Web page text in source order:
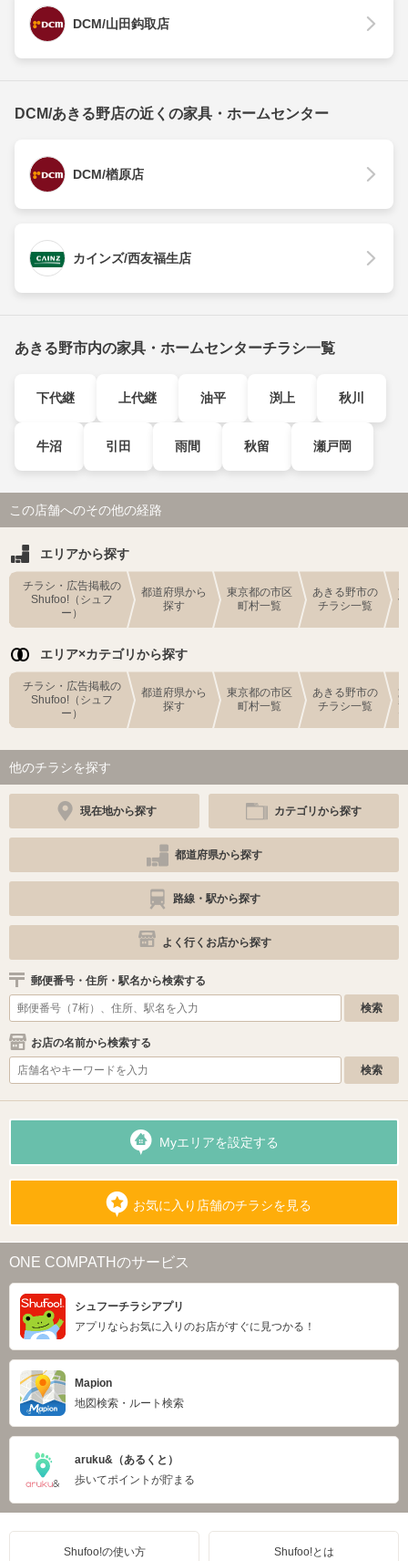
DCM/山田鈎取店
DCM/あきる野店の近くの家具・ホームセンター
DCM/楢原店
カインズ/西友福生店
あきる野市内の家具・ホームセンターチラシ一覧
下代継 上代継 油平 渕上 秋川
牛沼 引田 雨間 秋留 瀬戸岡
この店舗へのその他の経路
エリアから探す
チラシ・広告掲載の
Shufoo!（シュフ
ー）
都道府県から
探す
東京都の市区
町村一覧
あきる野市の
チラシ一覧
エリア×カテゴリから探す
チラシ・広告掲載の
Shufoo!（シュフ
ー）
都道府県から
探す
東京都の市区
町村一覧
あきる野市の
チラシ一覧
他のチラシを探す
現在地から探す カテゴリから探す
都道府県から探す
路線・駅から探す
よく行くお店から探す
郵便番号・住所・駅名から検索する
お店の名前から検索する
Myエリアを設定する
お気に入り店舗のチラシを見る
ONE COMPATHのサービス
シュフーチラシアプリ
アプリならお気に入りのお店がすぐに見つかる！
Mapion
地図検索・ルート検索
aruku&（あるくと）
歩いてポイントが貯まる
Shufoo!の使い方 Shufoo!とは